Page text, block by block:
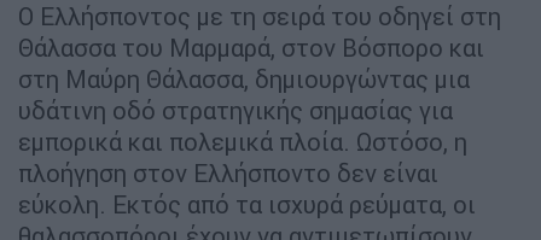
Ο Ελλήσποντος με τη σειρά του οδηγεί στη
Θάλασσα του Μαρμαρά, στον Βόσπορο και
στη Μαύρη Θάλασσα, δημιουργώντας μια
υδάτινη οδό στρατηγικής σημασίας για
εμπορικά και πολεμικά πλοία. Ωστόσο, η
πλοήγηση στον Ελλήσποντο δεν είναι
εύκολη. Εκτός από τα ισχυρά ρεύματα, οι